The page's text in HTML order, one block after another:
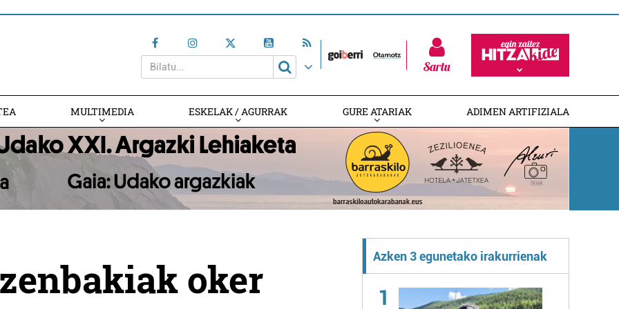
Sartu
MULTIMEDIA ESKELAK / AGURRAK GURE ATARIAK ADIMEN ARTIFIZIALA
oker
Azken 3 egunetako irakurrienak
1